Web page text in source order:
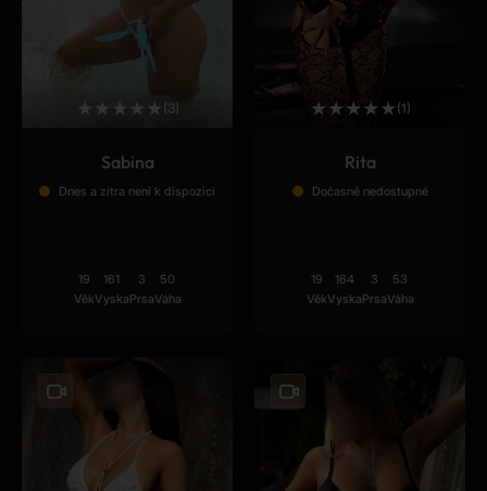
★ ★ ★ ★ ★ (3)
Sabina
Dnes a zítra není k dispozici
19
Věk
161
Vyska
3
Prsa
50
Váha
★★ ★★★ (1)
Rita
Dočasně nedostupné
19
Věk
164
Vyska
3
Prsa
53
Váha